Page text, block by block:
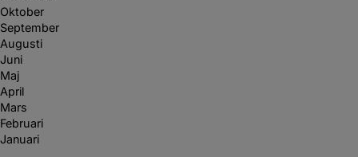
Oktober
September
Augusti
Juni
Maj
April
Mars
Februari
Januari